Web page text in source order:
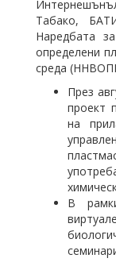
Табако,
Наредбата
определени
среда
През
проект
на
В